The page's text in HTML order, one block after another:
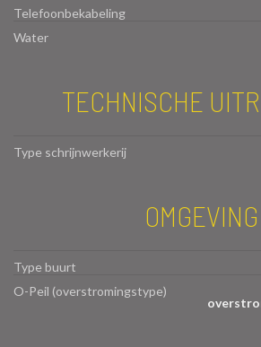
Telefoonbekabeling
Water
TECHNISCHE
Type schrijnwerkerij
OMGEVING
Type buurt
O-Peil (overstromingstype)